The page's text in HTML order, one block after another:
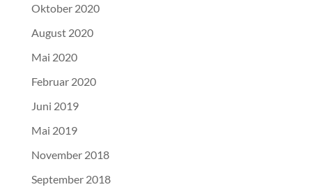
Oktober 2020
August 2020
Mai 2020
Februar 2020
Juni 2019
Mai 2019
November 2018
September 2018